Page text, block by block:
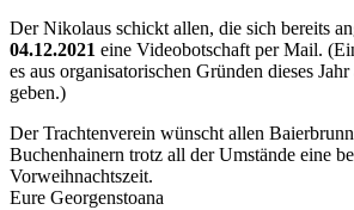
Der Nikolaus schickt allen, die sich bereits
04.12.2021 eine Videobotschaft per Mail.
es aus organisatorischen Gründen dieses
geben.)
Der Trachtenverein wünscht allen
Buchenhainern trotz all der Umstände eine
Vorweihnachtszeit.
Eure Georgenstoana